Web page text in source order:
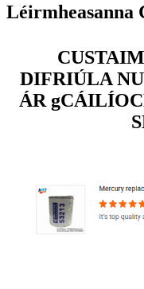
Léirmheasanna
DIFRIÚLA
ÁR